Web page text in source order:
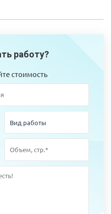
работу?
стоимость